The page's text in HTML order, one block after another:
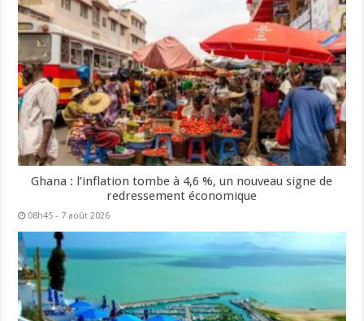
Ghana : l’inflation tombe à 4,6 %, un nouveau signe de
redressement économique
08h45 - 7 août 2026